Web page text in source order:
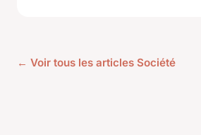
← Voir tous les articles Société